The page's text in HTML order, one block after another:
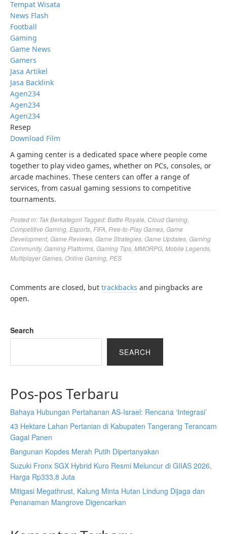
Tempat Wisata
News Flash
Football
Gaming
Game News
Gamers
Jasa Artikel
Jasa Backlink
Agen234
Agen234
Agen234
Resep
Download Film
A gaming center is a dedicated space where people come
together to play video games, whether on PCs, consoles, or
arcade machines. These centers can offer a range of
services, from casual gaming sessions to competitive
tournaments.
Posted in: Tak Berkategori Tagged:Battle Royale Cloud Gaming
Competitive Gaming Esports FIFA Free-to-Play Games Game
Development, Game Reviews Game Strategies Game Updates Gaming
Community, Gaming Platforms Gaming Tips MMORPG Mobile Legends
Multiplayer Games Online Gaming PES
Comments are closed, but trackbacks and pingbacks are
open.
Search
SEARCH
Pos-pos Terbaru
Bahaya Hubungan Pertahanan AS-Israel: Rencana ‘Integrasi’
43 Hektare Lahan Pertanian di Kabupaten Tangerang Terancam
Gagal Panen
Bangunan Kopdes Merah Putih Dipertanyakan
Suzuki Fronx SGX Hybrid Kuro Resmi Meluncur di GIIAS 2026,
Harga Rp333,8 Juta
Mitigasi Megathrust, Kalung Minta Hutan Lindung Dijaga dan
Penanaman Mangrove Digencarkan